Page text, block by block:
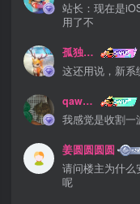
站长：现在是iOS多少
用了不
孤独浪人
这还用说，新系
qaws111879
我感觉是收割一
姜圆圆圆圆
请问楼主为什么
呢